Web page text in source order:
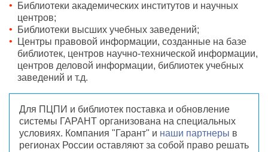
Библиотеки академических институтов и научных
центров;
Библиотеки высших учебных заведений;
Центры правовой информации, созданные на базе
библиотек, центров научно-технической информации,
центров деловой информации, библиотек учебных
заведений и т.д.
Для ПЦПИ и библиотек поставка и обновление
системы ГАРАНТ организована на специальных
условиях. Компания "Гарант" и наши партнеры в
регионах России оставляют за собой право решать